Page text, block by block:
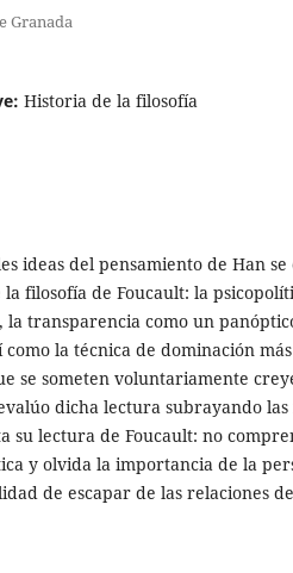
Granada
Historia de la filosofía
ideas del pensamiento de Han
la filosofía de Foucault: la
la transparencia como un
como la técnica de dominación
se someten voluntariamente
dicha lectura subrayando
su lectura de Foucault: no
y olvida la importancia de la
de escapar de las relaciones